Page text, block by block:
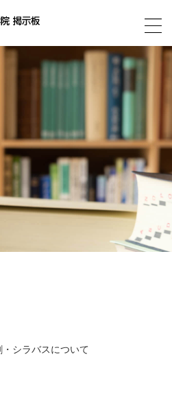
シラバスについて